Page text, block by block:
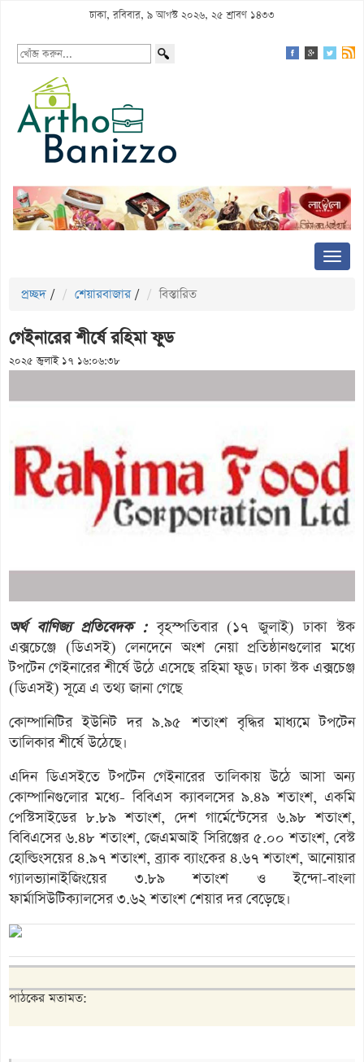
ঢাকা, রবিবার, ৯ আগস্ট ২০২৬, ২৫ শ্রাবণ ১৪৩৩
প্রচ্ছদ / শেয়ারবাজার / বিস্তারিত
গেইনারের শীর্ষে রহিমা ফুড
২০২৫ জুলাই ১৭ ১৬:০৬:৩৮
অর্থ বাণিজ্য প্রতিবেদক :বৃহস্পতিবার (১৭ জুলাই) ঢাকা স্টক
এক্সচেঞ্জে (ডিএসই) লেনদেনে অংশ নেয়া প্রতিষ্ঠানগুলোর মধ্যে
টপটেন গেইনারের শীর্ষে উঠে এসেছে রহিমা ফুড। ঢাকা স্টক এক্সচেঞ্জ
(ডিএসই) সূত্রে এ তথ্য জানা গেছে
কোম্পানিটির ইউনিট দর ৯.৯৫ শতাংশ বৃদ্ধির মাধ্যমে টপটেন
তালিকার শীর্ষে উঠেছে।
এদিন ডিএসইতে টপটেন গেইনারের তালিকায় উঠে আসা অন্য
কোম্পানিগুলোর মধ্যে- বিবিএস ক্যাবলসের ৯.৪৯ শতাংশ, একমি
পেস্টিসাইডের ৮.৮৯ শতাংশ, দেশ গার্মেন্টেসের ৬.৯৮ শতাংশ,
বিবিএসের ৬.৪৮ শতাংশ, জেএমআই সিরিঞ্জের ৫.০০ শতাংশ, বেস্ট
হোল্ডিংসয়ের ৪.৯৭ শতাংশ, ব্র্যাক ব্যাংকের ৪.৬৭ শতাংশ, আনোয়ার
গ্যালভ্যানাইজিংয়ের ৩.৮৯ শতাংশ ও ইন্দো-বাংলা
ফার্মাসিউটিক্যালসের ৩.৬২ শতাংশ শেয়ার দর বেড়েছে।
পাঠকের মতামত: